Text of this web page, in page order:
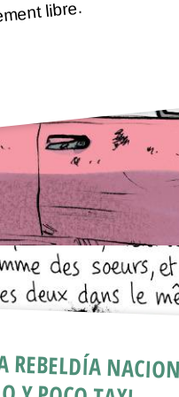
libre.
REBELDÍA